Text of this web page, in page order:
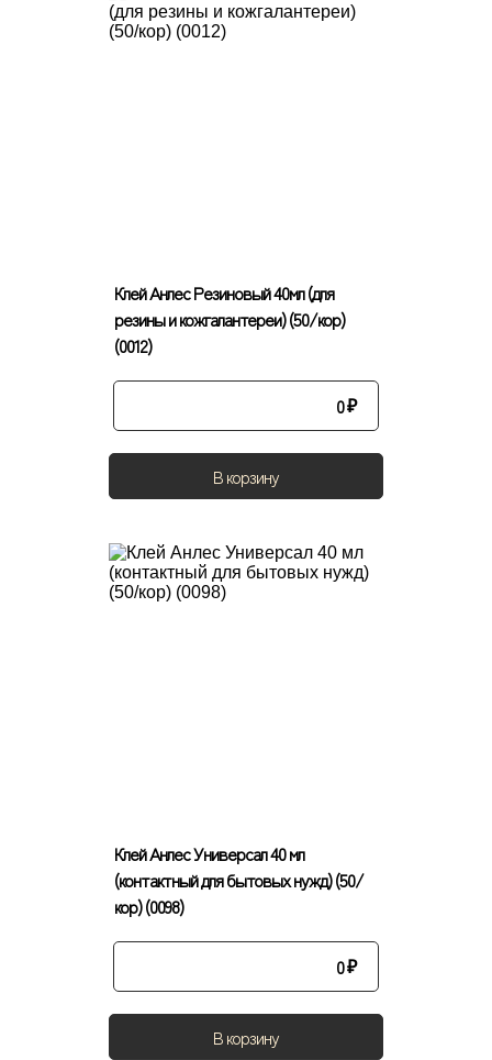
Клей Анлес Резиновый 40мл (для
резины и кожгалантереи) (50/кор)
(0012)
0₽
В корзину
Клей Анлес Универсал 40 мл
(контактный для бытовых нужд) (50/
кор) (0098)
0₽
В корзину